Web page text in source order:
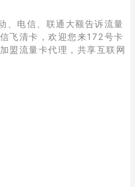
、电信、联通大额告诉流量
飞清卡，欢迎您来172号卡
盟流量卡代理，共享互联网